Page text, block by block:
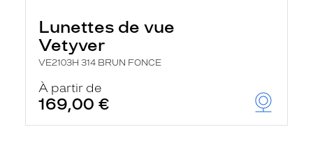
Lunettes de vue
Vetyver
VE2103H 314 BRUN FONCE
À partir de
169,00 €